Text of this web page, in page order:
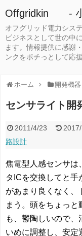
Offgridkin - 小
オフグリッド電力シス
ビジネスとして世の中
ます。情報提供に感謝
ンクをポチっとして応
ホーム 開発機器
センサライト開
2011/4/23
路設計
焦電型人感センサは
タICを交換してと
があまり良くなく、
まう。頭をちょっ
も、鬱陶しいので
いめに調整し、安定